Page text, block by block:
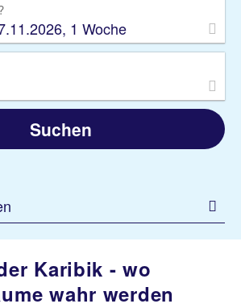
1 Woche
Suchen
Karibik - wo
wahr werden